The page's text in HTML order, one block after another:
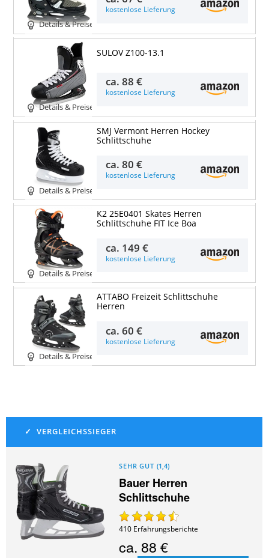
Details & Preise
kostenlose Lieferung
Details & Preise
SULOV Z100-13.1
ca.88 €
kostenlose Lieferung
Details & Preise
SMJ Vermont Herren Hockey
Schlittschuhe
ca.80 €
kostenlose Lieferung
Details & Preise
K2 25E0401 Skates Herren
Schlittschuhe FIT Ice Boa
ca. 149 €
kostenlose Lieferung
Details & Preise
ATTABO Freizeit Schlittschuhe
Herren
ca.60 €
kostenlose Lieferung
SEHR GUT (1,4)
Bauer Herren
Schlittschuhe
410 Erfahrungsberichte
ca. 88 €